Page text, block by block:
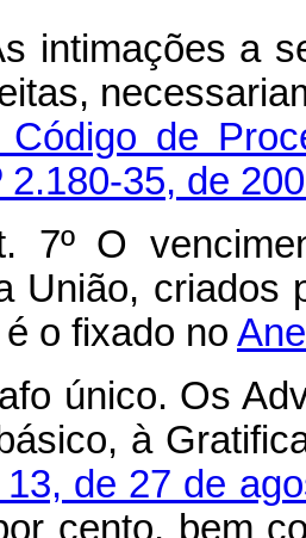
intimações a
de
2.180-35, de
vencimento
União, criados
o fixado no
Os
à
13, de 27 de
cento, bem